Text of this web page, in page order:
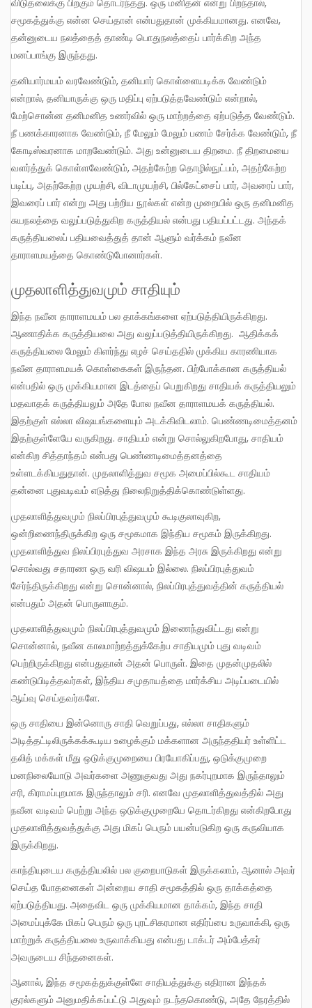
விடுதலைக்கு பிறகும் தொடர்ந்தது. ஒரு மனிதன் என்று பிறந்தால்,
சமூகத்துக்கு என்ன செய்தான் என்பதுதான் முக்கியமானது. எனவே,
தன்னுடைய நலத்தைத் தாண்டி பொதுநலத்தைப் பார்க்கிற அந்த
மனப்பாங்கு இருந்தது.
தனியார்மயம் வரவேண்டும், தனியார் கொள்ளையடிக்க வேண்டும்
என்றால், தனியாருக்கு ஒரு மதிப்பு ஏற்படுத்தவேண்டும் என்றால்,
மேற்சொன்ன தனிமனித உணர்வில் ஒரு மாற்றத்தை ஏற்படுத்த வேண்டும்.
நீ பணக்காரனாக வேண்டும், நீ மேலும் மேலும் பணம் சேர்க்க வேண்டும், நீ
கோடிஸ்வரனாக மாறவேண்டும். அது உன்னுடைய திறமை. நீ திறமையை
வளர்த்துக் கொள்ளவேண்டும், அதற்கேற்ற தொழில்நுட்பம், அதற்கேற்ற
படிப்பு, அதற்கேற்ற முயற்சி, விடாமுயற்சி, பில்கேட்சைப் பார், அவரைப் பார்,
இவரைப் பார் என்று அது பற்றிய நூல்கள் என்ற முறையில் ஒரு தனிமனித
சுயநலத்தை வலுப்படுத்துகிற கருத்தியல் என்பது பதியப்பட்டது. அந்தக்
கருத்தியலைப் பதியவைத்துத் தான் ஆளும் வர்க்கம் நவீன
தாராளமயத்தை கொண்டுபோனார்கள்.
முதலாளித்துவமும் சாதியும்
இந்த நவீன தாராளமயம் பல தாக்கங்களை ஏற்படுத்தியிருக்கிறது.
ஆணாதிக்க கருத்தியலை அது வலுப்படுத்தியிருக்கிறது. ஆதிக்கக்
கருத்தியலை மேலும் கிளர்ந்து எழச் செய்ததில் முக்கிய காரணியாக
நவீன தாராளமயக் கொள்கைகள் இருந்தன. பிற்போக்கான கருத்தியல்
என்பதில் ஒரு முக்கியமான இடத்தைப் பெறுகிறது சாதியக் கருத்தியலும்
மதவாதக் கருத்தியலும் அதே போல நவீன தாராளமயக் கருத்தியல்.
இதற்குள் எல்லா விஷயங்களையும் அடக்கிவிடலாம். பெண்ணடிமைத்தனம்
இதற்குள்ளேயே வருகிறது. சாதியம் என்று சொல்லுகிறபோது, சாதியம்
என்கிற சித்தாந்தம் என்பது பெண்ணடிமைத்தனத்தை
உள்ளடக்கியதுதான். முதலாளித்துவ சமூக அமைப்பில்கூட சாதியம்
தன்னை புதுவடிவம் எடுத்து நிலைநிறுத்திக்கொண்டுள்ளது.
முதலாளித்துவமும் நிலப்பிரபுத்துவமும் கூடிகுலாவுகிற,
ஒன்றிணைந்திருக்கிற ஒரு சமூகமாக இந்திய சமூகம் இருக்கிறது.
முதலாளித்துவ நிலப்பிரபுத்துவ அரசாக இந்த அரசு இருக்கிறது என்று
சொல்வது சதாரண ஒரு வரி விஷயம் இல்லை. நிலப்பிரபுத்துவம்
சேர்ந்திருக்கிறது என்று சொன்னால், நிலப்பிரபுத்துவத்தின் கருத்தியல்
என்பதும் அதன் பொருளாகும்.
முதலாளித்துவமும் நிலப்பிரபுத்துவமும் இணைந்துவிட்டது என்று
சொன்னால், நவீன காலமாற்றத்துக்கேற்ப சாதியமும் புது வடிவம்
பெற்றிருக்கிறது என்பதுதான் அதன் பொருள். இதை முதன்முதலில்
கண்டுபிடித்தவர்கள், இந்திய சமுதாயத்தை மார்க்சிய அடிப்படையில்
ஆய்வு செய்தவர்களே.
ஒரு சாதியை இன்னொரு சாதி வெறுப்பது, எல்லா சாதிகளும்
அடித்தட்டிலிருக்கக்கூடிய உழைக்கும் மக்களான அருந்ததியர் உள்ளிட்ட
தலித் மக்கள் மீது ஒடுக்குமுறையை பிரயோகிப்பது, ஒடுக்குமுறை
மனநிலையோடு அவர்களை அணுகுவது அது நகர்புறமாக இருந்தாலும்
சரி, கிராமப்புறமாக இருந்தாலும் சரி. எனவே முதலாளித்துவத்தில் அது
நவீன வடிவம் பெற்று அந்த ஒடுக்குமுறையே தொடர்கிறது என்கிறபோது
முதலாளித்துவத்துக்கு அது மிகப் பெரும் பயன்படுகிற ஒரு கருவியாக
இருக்கிறது.
காந்தியுடைய கருத்தியலில் பல குறைபாடுகள் இருக்கலாம், ஆனால் அவர்
செய்த போதனைகள் அன்றைய சாதி சமூகத்தில் ஒரு தாக்கத்தை
ஏற்படுத்தியது. அதைவிட ஒரு முக்கியமான தாக்கம், இந்த சாதி
அமைப்புக்கே மிகப் பெரும் ஒரு புரட்சிகரமான எதிர்ப்பை உருவாக்கி, ஒரு
மாற்றுக் கருத்தியலை உருவாக்கியது என்பது டாக்டர் அம்பேத்கர்
அவருடைய சிந்தனைகள்.
ஆனால், இந்த சமூகத்துக்குள்ளே சாதியத்துக்கு எதிரான இந்தக்
குரல்களும் அனுமதிக்கப்பட்டு அதுவும் நடந்தகொண்டு, அதே நேரத்தில்